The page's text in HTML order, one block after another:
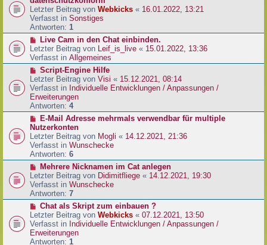
g
B
e
i
t
a
g
u
e
r
B
e
i
t
a
g
Letzter Beitrag von Webkicks « 16.01.2022, 13:21
Verfasst in Sonstiges
Antworten: 1
N
e
u
e
r
B
e
i
t
a
g
Live Cam in den Chat einbinden.
Letzter Beitrag von Leif_is_live « 15.01.2022, 13:36
Verfasst in Allgemeines
N
e
u
e
r
B
e
i
t
r
a
g
Script-Engine Hilfe
Letzter Beitrag von Visi « 15.12.2021, 08:14
Verfasst in Individuelle Entwicklungen / Anpassungen /
Erweiterungen
Antworten: 4
N
e
u
e
r
B
e
i
t
r
a
g
E-Mail Adresse mehrmals verwendbar für multiple
Nutzerkonten
Letzter Beitrag von Mogli « 14.12.2021, 21:36
Verfasst in Wunschecke
Antworten: 6
N
e
u
e
r
B
e
i
t
Mehrere Nicknamen im Cat anlegen
Letzter Beitrag von Didimitfliege « 14.12.2021, 19:30
Verfasst in Wunschecke
Antworten: 7
N
e
u
e
r
Chat als Skript zum einbauen ?
Letzter Beitrag von Webkicks « 07.12.2021, 13:50
Verfasst in Individuelle Entwicklungen / Anpassungen /
Erweiterungen
Antworten: 1